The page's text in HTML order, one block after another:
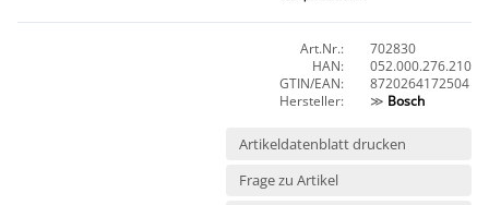
Art.Nr.:
702830
HAN:
052.000.276.210
GTIN/EAN:
8720264172504
Hersteller:
≫ Bosch
Artikeldatenblatt drucken
Frage zu Artikel